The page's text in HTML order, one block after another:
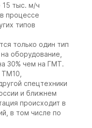
тыс. м/ч
процессе
типов
только один тип
оборудование,
30% чем на ГМТ.
спецтехники
и ближнем
происходит в
в том числе по